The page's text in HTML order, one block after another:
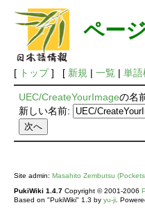
ペー
[ トップ] [ 新規 | 一覧 | 単語
UEC/CreateYourImageの名
新しい名前:
Site admin: Masahito Zembutsu
PukiWiki 1.4.7Copyright © 2001-2006
Based on "PukiWiki" 1.3 by yu-ji.